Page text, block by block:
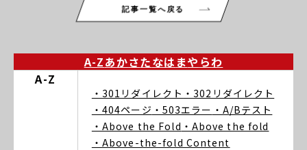
記事一覧へ戻る
A-Zあかさたなは まや らわ
A-Z
・301リダイレクト ・302リダイレクト
・404ページ ・503エラー ・A/Bテスト
・Above the Fold ・Above the fold
・Above-the-fold Content